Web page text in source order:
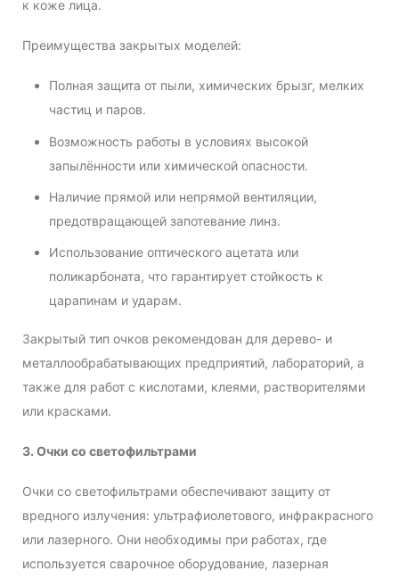
к коже лица.
Преимущества закрытых моделей:
Полная защита от пыли, химических брызг, мелких
частиц и паров.
Возможность работы в условиях высокой
запылённости или химической опасности.
Наличие прямой или непрямой вентиляции,
предотвращающей запотевание линз.
Использование оптического ацетата или
поликарбоната, что гарантирует стойкость к
царапинам и ударам.
Закрытый тип очков рекомендован для дерево- и
металлообрабатывающих предприятий, лабораторий, а
также для работ с кислотами, клеями, растворителями
или красками.
3. Очки со светофильтрами
Очки со светофильтрами обеспечивают защиту от
вредного излучения: ультрафиолетового, инфракрасного
или лазерного. Они необходимы при работах, где
используется сварочное оборудование, лазерная